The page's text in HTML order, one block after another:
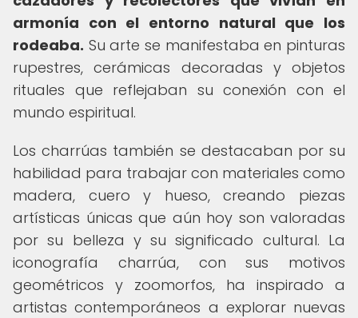
armonía con el entorno natural que los
rodeaba. Su arte se manifestaba en pinturas
rupestres, cerámicas decoradas y objetos
rituales que reflejaban su conexión con el
mundo espiritual.
Los charrúas también se destacaban por su
habilidad para trabajar con materiales como
madera, cuero y hueso, creando piezas
artísticas únicas que aún hoy son valoradas
por su belleza y su significado cultural. La
iconografía charrúa, con sus motivos
geométricos y zoomorfos, ha inspirado a
artistas contemporáneos a explorar nuevas